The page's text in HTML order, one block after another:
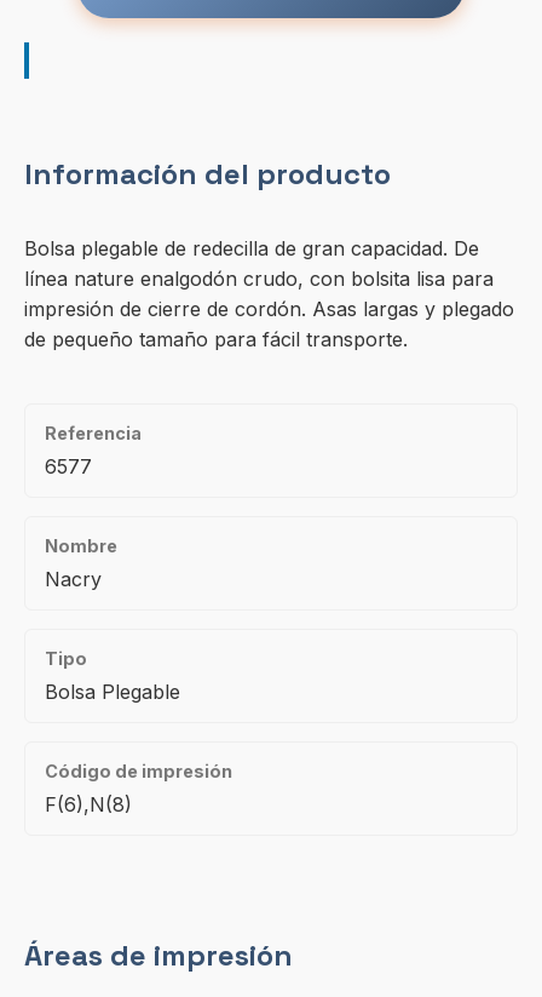
Información del producto
Bolsa plegable de redecilla de gran capacidad. De
línea nature enalgodón crudo, con bolsita lisa para
impresión de cierre de cordón. Asas largas y plegado
de pequeño tamaño para fácil transporte.
Referencia
6577
Nombre
Nacry
Tipo
Bolsa Plegable
Código de impresión
F(6),N(8)
Áreas de impresión